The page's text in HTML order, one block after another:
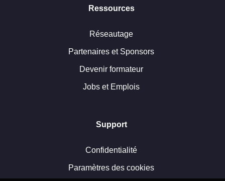
Ressources
Réseautage
Partenaires et Sponsors
Devenir formateur
Jobs et Emplois
Support
Confidentialité
Paramètres des cookies